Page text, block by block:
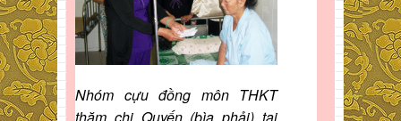
Nhóm cựu đồng môn THKT
thăm chị Quyến (bìa phải) tại